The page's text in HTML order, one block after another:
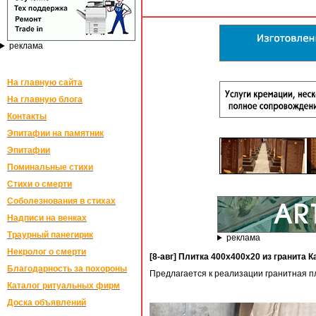
реклама
На главную сайта
На главную блога
Контакты
Эпитафии на памятник
Эпитафии
Поминальные стихи
Стихи о смерти
Соболезнования в стихах
Надписи на венках
Траурный панегирик
Некролог о смерти
Благодарность за похороны
Каталог ритуальных фирм
Доска объявлений
реклама
[8-авг] Плитка 400х400х20 из гранита
Предлагается к реализации гранитная